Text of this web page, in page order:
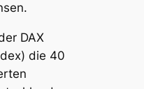
DAX
die 40